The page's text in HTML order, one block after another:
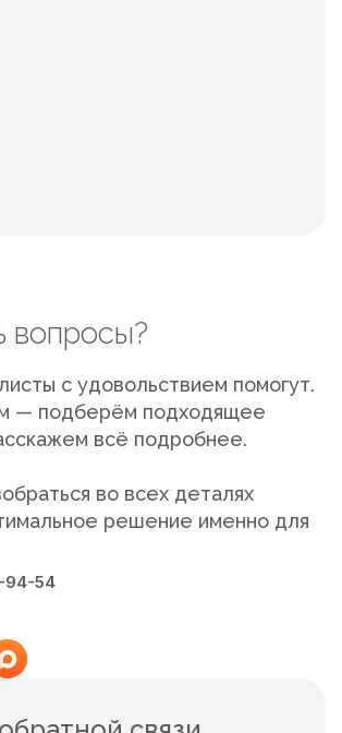
вопросы?
с удовольствием помогут.
— подберём подходящее
всё подробнее.
во всех деталях
решение именно для
94-54